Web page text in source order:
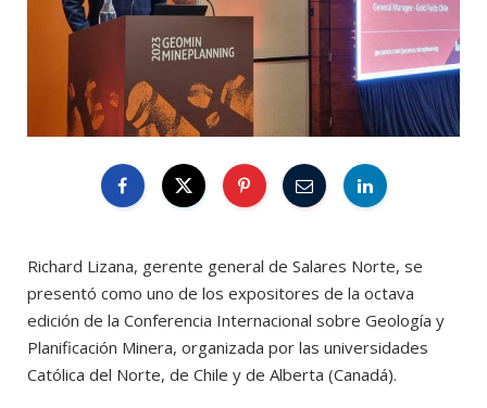
Richard Lizana, gerente general de Salares Norte, se
presentó como uno de los expositores de la octava
edición de la Conferencia Internacional sobre Geología y
Planificación Minera, organizada por las universidades
Católica del Norte, de Chile y de Alberta (Canadá).